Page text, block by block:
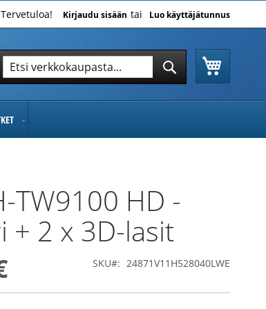
Tervetuloa! Kirjaudu sisään Luo käyttäjätunnus
Hae
TW9100 HD -
+ 2 x 3D-lasit
SKU 24871V11H528040LWE